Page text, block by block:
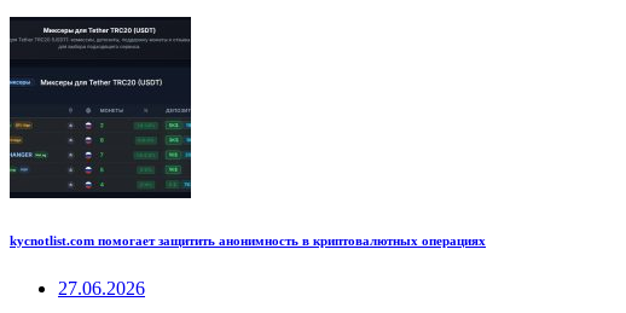
kycnotlist.com помогает защитить анонимность в криптовалютных операциях
27.06.2026